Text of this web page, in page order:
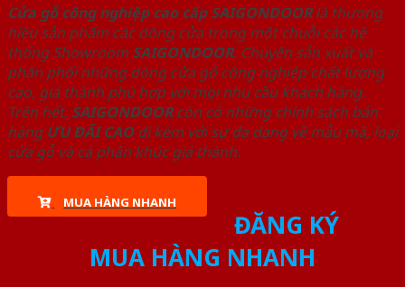
Cửa gỗ công nghiệp cao cấp SAIGONDOORlà thương
hiệu sản phẩm các dòng cửa trong một chuỗi các hệ
thống Showroom SAIGONDOOR. Chuyên sản xuất và
phân phối những dòng cửa gỗ công nghiệp chất lượng
cao, giá thành phù hợp với mọi nhu cầu khách hàng.
Trên hết, SAIGONDOORcòn có những chính sách bán
hàng ƯU ĐÃI CAOđi kèm với sự đa dạng về mẫu mã, loại
cửa gỗ và cả phân khúc giá thành.
MUA HÀNG NHANH
ĐĂNG KÝ
MUA HÀNG NHANH